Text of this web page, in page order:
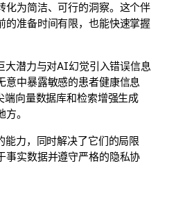
化为简洁、可行的洞察。这个伴
的准备时间有限，也能快速掌握
大潜力与对AI幻觉引入错误信息
意中暴露敏感的患者健康信息
端向量数据库和检索增强生成
。
能力，同时解决了它们的局限
事实数据并遵守严格的隐私协